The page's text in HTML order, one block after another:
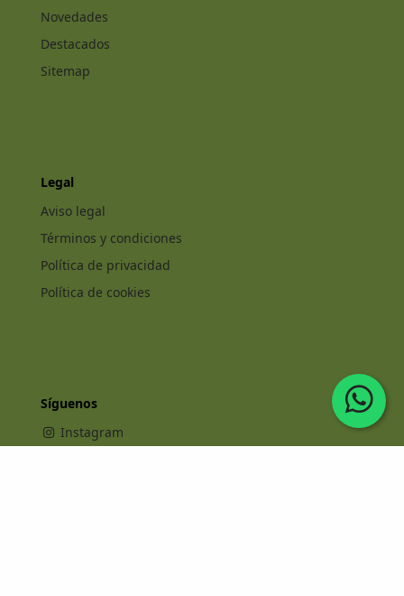
Novedades
Destacados
Sitemap
Legal
Aviso legal
Términos y condiciones
Política de privacidad
Política de cookies
Síguenos
Instagram